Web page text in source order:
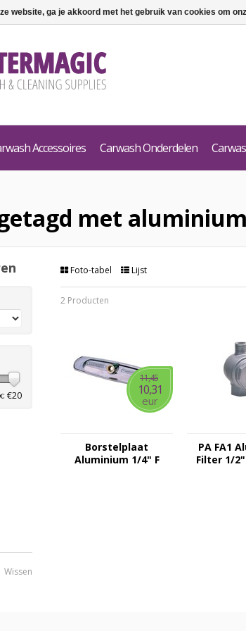
Accessoires Carwash Onderdelen
met aluminium
Foto-tabel Lijst
2 Producten
11,45
10,31
eur
Borstelplaat
Aluminium 1/4" F
PA FA1
Filter 1/
€20
Wissen
website, ga je akkoord met het gebruik van cookies om